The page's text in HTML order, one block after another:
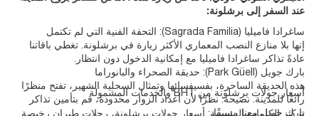
عند السفر إلى برشلونة:
ساغرادا فاميليا (Sagrada Familia): التحفة الفنية التي لم تكتمل
إنها بلا منازع النصب المعماري الأكثر زيارة في برشلونة. تغطي باقاتنا
عادةً تذاكر ساغرادا فاميليا مع إمكانية الدخول دون انتظار.
بارك جويل (Park Güell): حديقة الصحراء والبانوراما
هذه الحديقة الساحرة، بفسيفسائها وتمثال السحلية الشهير، تفتح منظرًا
رائعًا للمدينة. نصيحة: نظرًا لأن أعداد الزوار محدودة، قم بتأمين تذاكر
أسعار جولات برشلونة من BHT والخدمات المشمولة